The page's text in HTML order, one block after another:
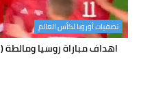
تصفيات أوروبا لكأس العالم
اهداف مباراة روسيا ومالطة (2-0) تصفيات كاس العالم